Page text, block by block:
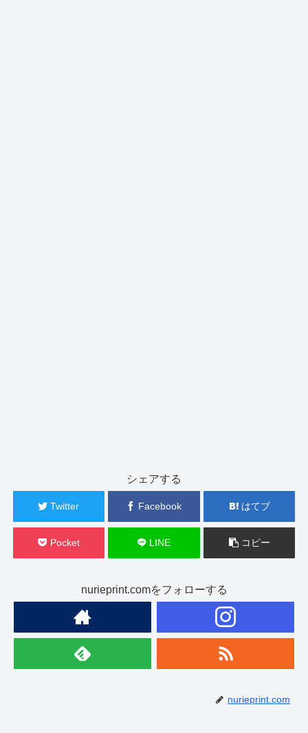
シェアする
Twitter Facebook はてブ
Pocket LINE コピー
nurieprint.comをフォローする
nurieprint.com